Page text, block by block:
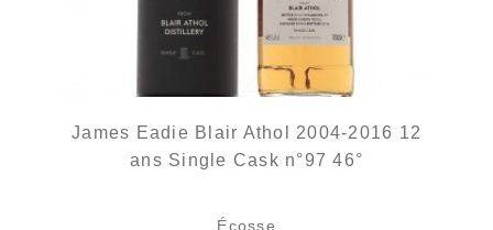
James Eadie Blair Athol 2004-2016 12
ans Single Cask n°97 46°
Écosse